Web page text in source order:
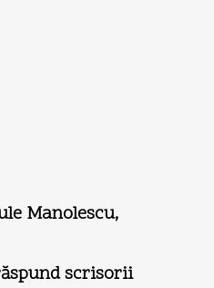
Manolescu,
scrisorii